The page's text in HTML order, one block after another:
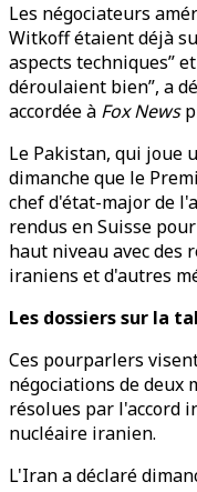
Les négociateurs
Witkoff étaient déjà
aspects techniques”
déroulaient bien”, a
accordée à Fox News
Le Pakistan, qui joue
dimanche que le
chef d'état-major de
rendus en Suisse
haut niveau avec des
iraniens et d'autres
Les dossiers sur la
Ces pourparlers
négociations de deux
résolues par l'accord
nucléaire iranien.
L'Iran a déclaré